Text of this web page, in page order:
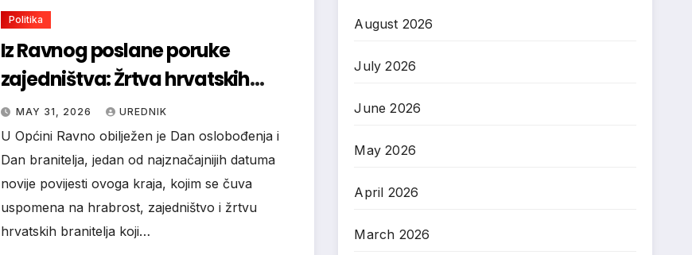
Politika
Iz Ravnog poslane poruke
zajedništva: Žrtva hrvatskih
branitelja trajni je temelj slobode
MAY 31, 2026 UREDNIK
U Općini Ravno obilježen je Dan oslobođenja i
Dan branitelja, jedan od najznačajnijih datuma
novije povijesti ovoga kraja, kojim se čuva
uspomena na hrabrost, zajedništvo i žrtvu
hrvatskih branitelja koji…
August 2026
July 2026
June 2026
May 2026
April 2026
March 2026